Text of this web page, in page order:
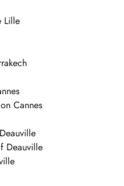
Lille
Cannes
Deauville